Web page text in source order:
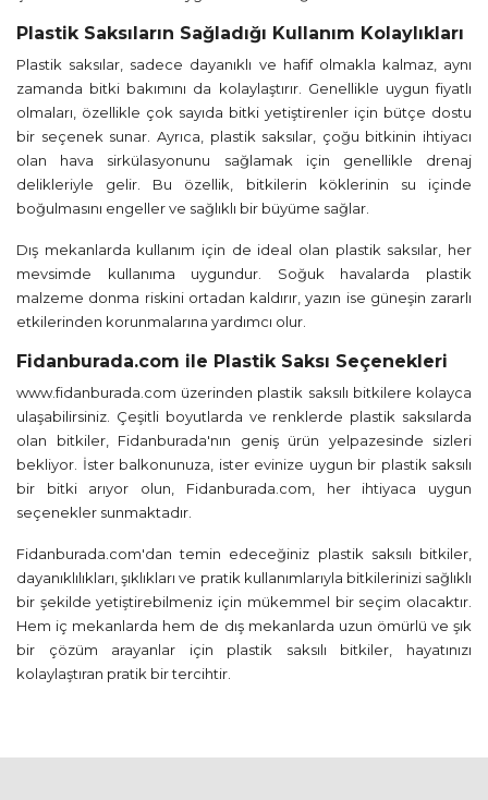
Plastik Saksıların Sağladığı Kullanım Kolaylıkları
Plastik saksılar, sadece dayanıklı ve hafif olmakla kalmaz, aynı
zamanda bitki bakımını da kolaylaştırır. Genellikle uygun fiyatlı
olmaları, özellikle çok sayıda bitki yetiştirenler için bütçe dostu
bir seçenek sunar. Ayrıca, plastik saksılar, çoğu bitkinin ihtiyacı
olan hava sirkülasyonunu sağlamak için genellikle drenaj
delikleriyle gelir. Bu özellik, bitkilerin köklerinin su içinde
boğulmasını engeller ve sağlıklı bir büyüme sağlar.
Dış mekanlarda kullanım için de ideal olan plastik saksılar, her
mevsimde kullanıma uygundur. Soğuk havalarda plastik
malzeme donma riskini ortadan kaldırır, yazın ise güneşin zararlı
etkilerinden korunmalarına yardımcı olur.
Fidanburada.com ile Plastik Saksı Seçenekleri
www.fidanburada.com üzerinden plastik saksılı bitkilere kolayca
ulaşabilirsiniz. Çeşitli boyutlarda ve renklerde plastik saksılarda
olan bitkiler, Fidanburada'nın geniş ürün yelpazesinde sizleri
bekliyor. İster balkonunuza, ister evinize uygun bir plastik saksılı
bir bitki arıyor olun, Fidanburada.com, her ihtiyaca uygun
seçenekler sunmaktadır.
Fidanburada.com'dan temin edeceğiniz plastik saksılı bitkiler,
dayanıklılıkları, şıklıkları ve pratik kullanımlarıyla bitkilerinizi sağlıklı
bir şekilde yetiştirebilmeniz için mükemmel bir seçim olacaktır.
Hem iç mekanlarda hem de dış mekanlarda uzun ömürlü ve şık
bir çözüm arayanlar için plastik saksılı bitkiler, hayatınızı
kolaylaştıran pratik bir tercihtir.